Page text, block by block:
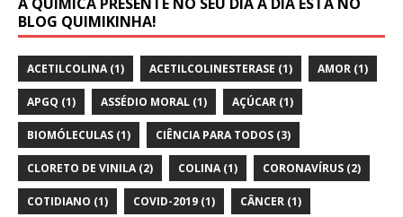
A QUÍMICA PRESENTE NO SEU DIA A DIA ESTÁ NO
BLOG QUIMIKINHA!
ACETILCOLINA(1) ACETILCOLINESTERASE (1) AMOR (1)
APGQ (1) ASSÉDIO MORAL (1) AÇÚCAR (1)
BIOMÓLECULAS (1) CIÊNCIA PARA TODOS (3)
CLORETO DE VINILA(2) COLINA(1) CORONAVÍRUS (2)
COTIDIANO (1) COVID-2019 (1) CÂNCER (1)